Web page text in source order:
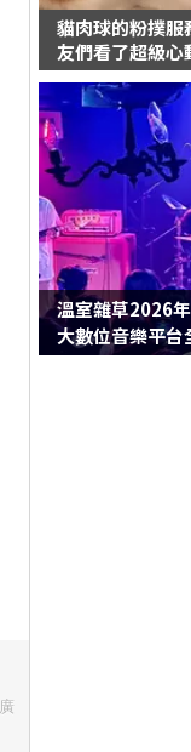
廣
貓肉球的粉撲服
友們看了超級
溫室雜草2026
大數位音樂平台